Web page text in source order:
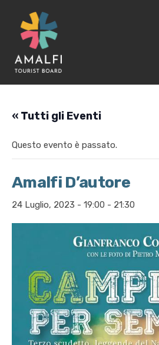
« Tutti gli Eventi
Questo evento è passato.
Amalfi D’autore
24 Luglio, 2023 - 19:00 - 21:30